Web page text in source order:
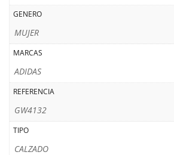
GENERO
MUJER
MARCAS
ADIDAS
REFERENCIA
GW4132
TIPO
CALZADO